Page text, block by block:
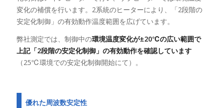
変化の補償を行います。2系統のヒーターにより、「2段階の
安定化制御」の有効動作温度範囲を広げています。
弊社測定では、制御中の環境温度変化が±20℃の広い範囲で
上記「2段階の安定化制御」の有効動作を確認しています
（25℃環境での安定化制御開始にて）。
優れた周波数安定性